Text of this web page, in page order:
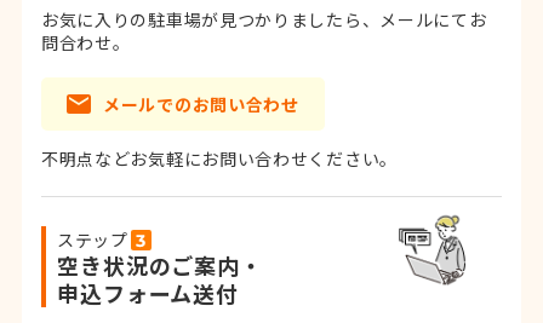
お気に入りの駐車場が見つかりましたら、メールにてお
問合わせ。
メールでのお問い合わせ
不明点などお気軽にお問い合わせください。
ステップ
空き状況のご案内・
申込フォーム送付